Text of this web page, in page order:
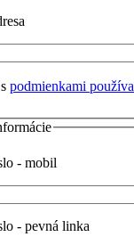
podmienkami
- mobil
- pevná linka